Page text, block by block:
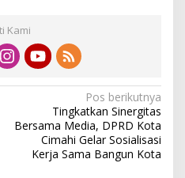
Kami
Pos berikutnya
Tingkatkan Sinergitas
Bersama Media, DPRD Kota
Cimahi Gelar Sosialisasi
Kerja Sama Bangun Kota